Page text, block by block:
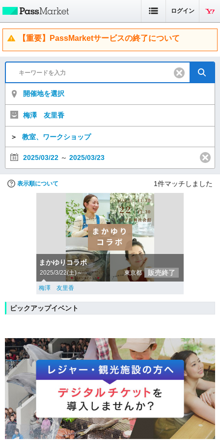
ログイン
【重要】PassMarketサービスの終了について
開催地を選択
梅澤 友里香
＞ 教室、ワークショップ
2025/03/22 ～ 2025/03/23
表示順について 1件マッチしました
まかゆりコラボ
2025/3/22(土)～ 東京都 販売終了
梅澤 友里香
ピックアップイベント